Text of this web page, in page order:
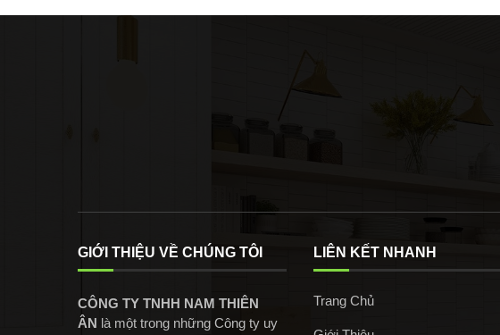
GIỚI THIỆU VỀ CHÚNG TÔI
CÔNG TY TNHH NAM THIÊN
ÂN là một trong những Công ty uy
LIÊN KẾT NHANH
Trang Chủ